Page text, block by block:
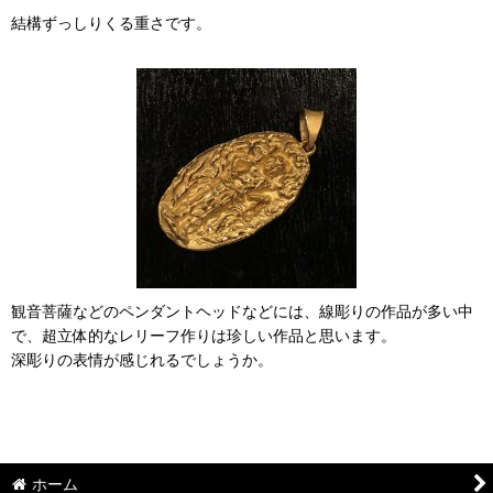
結構ずっしりくる重さです。
観音菩薩などのペンダントヘッドなどには、線彫りの作品が多い中
で、超立体的なレリーフ作りは珍しい作品と思います。
深彫りの表情が感じれるでしょうか。
ホーム